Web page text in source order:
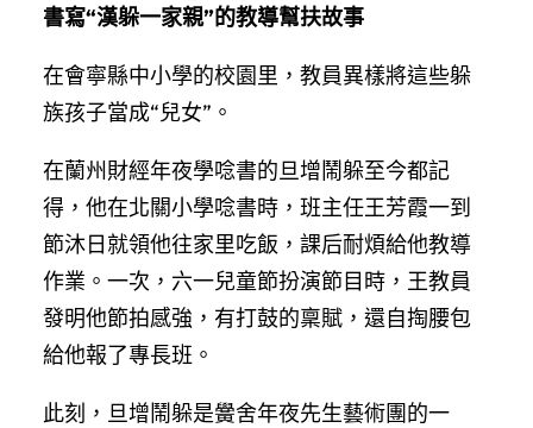
書寫“漢躲一家親”的教導幫扶故事
在會寧縣中小學的校園里，教員異樣將這些躲
族孩子當成“兒女”。
在蘭州財經年夜學唸書的旦增鬧躲至今都記
得，他在北關小學唸書時，班主任王芳霞一到
節沐日就領他往家里吃飯，課后耐煩給他教導
作業。一次，六一兒童節扮演節目時，王教員
發明他節拍感強，有打鼓的稟賦，還自掏腰包
給他報了專長班。
此刻，旦增鬧躲是黌舍年夜先生藝術團的一